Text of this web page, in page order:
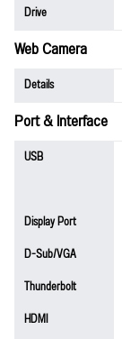
Drive
Web Camera
Details
Port & Interface
USB
Display Port
D-Sub/VGA
Thunderbolt
HDMI